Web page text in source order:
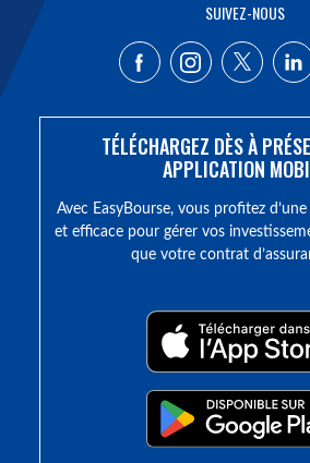
SUIVEZ-NOUS
TÉLÉCHARGEZ DÈS À
APPLICATION
Avec EasyBourse, vous profitez
et efficace pour gérer vos
que votre contrat